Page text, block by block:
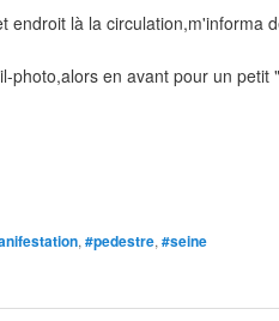
endroit là la circulation,m'informa
photo,alors en avant pour un petit
, #pedestre, #seine